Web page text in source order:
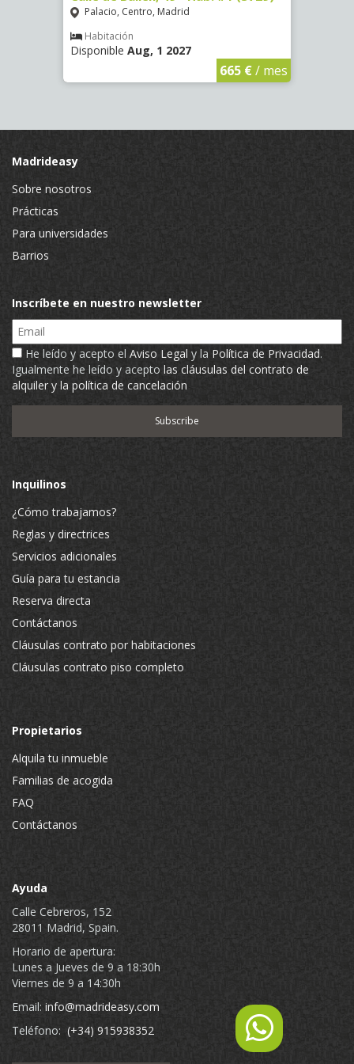
Palacio, Centro, Madrid
Habitación
Disponible Aug, 1 2027
665 €/ mes
Madrideasy
Sobre nosotros
Prácticas
Para universidades
Barrios
Inscríbete en nuestro newsletter
Email
He leído y acepto el Aviso Legal y la Política de Privacidad.
Igualmente he leído y acepto las cláusulas del contrato de
alquiler y la política de cancelación
Inquilinos
¿Cómo trabajamos?
Reglas y directrices
Servicios adicionales
Guía para tu estancia
Reserva directa
Contáctanos
Cláusulas contrato por habitaciones
Cláusulas contrato piso completo
Propietarios
Alquila tu inmueble
Familias de acogida
FAQ
Contáctanos
Ayuda
Calle Cebreros, 152
28011 Madrid, Spain.
Horario de apertura:
Lunes a Jueves de 9 a 18:30h
Viernes de 9 a 14:30h
Email: info@madrideasy.com
Teléfono: (+34) 915938352